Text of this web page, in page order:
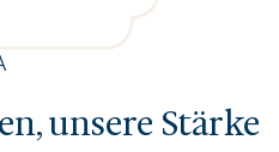
unsere Stärke